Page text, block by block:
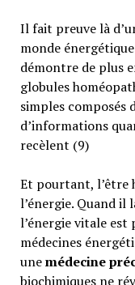
Il fait preuve là
monde
démontre de plus
globules
simples composés
d’informations
recèlent (9)
Et pourtant, l’être
l’énergie. Quand il
l’énergie vitale est
médecines
unemédecine
biochimiques ne